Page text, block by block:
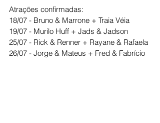
Atrações confirmadas:
18/07 - Bruno & Marrone + Traia Véia
19/07 - Murilo Huff + Jads & Jadson
25/07 - Rick & Renner + Rayane & Rafaela
26/07 - Jorge & Mateus + Fred & Fabrício